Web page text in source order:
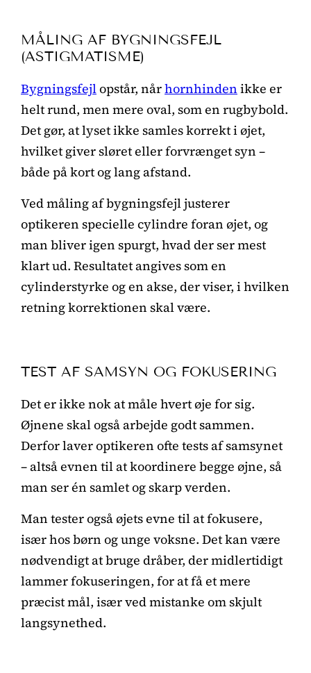
MÅLING AF BYGNINGSFEJL
(ASTIGMATISME)
Bygningsfejlopstår, nårhornhinden ikke er
helt rund, men mere oval, som en rugbybold.
Det gør, at lyset ikke samles korrekt i øjet,
hvilket giver sløret eller forvrænget syn –
både på kort og lang afstand.
Ved måling af bygningsfejl justerer
optikeren specielle cylindre foran øjet, og
man bliver igen spurgt, hvad der ser mest
klart ud. Resultatet angives som en
cylinderstyrke og en akse, der viser, i hvilken
retning korrektionen skal være.
TEST AF SAMSYN OG FOKUSERING
Det er ikke nok at måle hvert øje for sig.
Øjnene skal også arbejde godt sammen.
Derfor laver optikeren ofte tests af samsynet
– altså evnen til at koordinere begge øjne, så
man ser én samlet og skarp verden.
Man tester også øjets evne til at fokusere,
især hos børn og unge voksne. Det kan være
nødvendigt at bruge dråber, der midlertidigt
lammer fokuseringen, for at få et mere
præcist mål, især ved mistanke om skjult
langsynethed.